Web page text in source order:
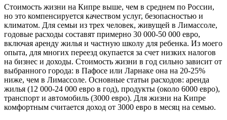
Стоимость жизни на Кипре выше, чем в среднем по России,
но это компенсируется качеством услуг, безопасностью и
климатом. Для семьи из трех человек, живущей в Лимассоле,
годовые расходы составят примерно 30 000-50 000 евро,
включая аренду жилья и частную школу для ребенка. Из моего
опыта, для многих переезд окупается за счет низких налогов
на бизнес и доходы. Стоимость жизни в год сильно зависит от
выбранного города: в Пафосе или Ларнаке она на 20-25%
ниже, чем в Лимассоле. Основные статьи расходов: аренда
жилья (12 000-24 000 евро в год), продукты (около 6000 евро),
транспорт и автомобиль (3000 евро). Для жизни на Кипре
комфортным считается доход от 3000 евро в месяц на семью.